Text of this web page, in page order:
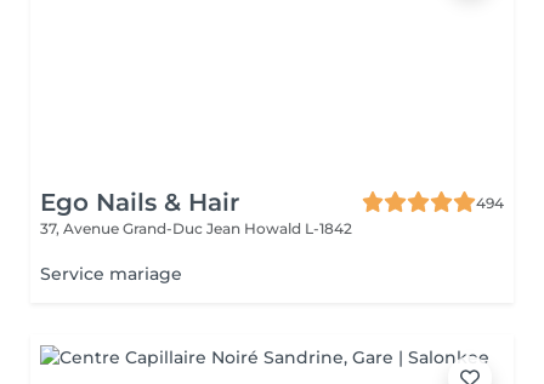
Ego Nails & Hair
494
37, Avenue Grand-Duc Jean Howald L-1842
Service mariage